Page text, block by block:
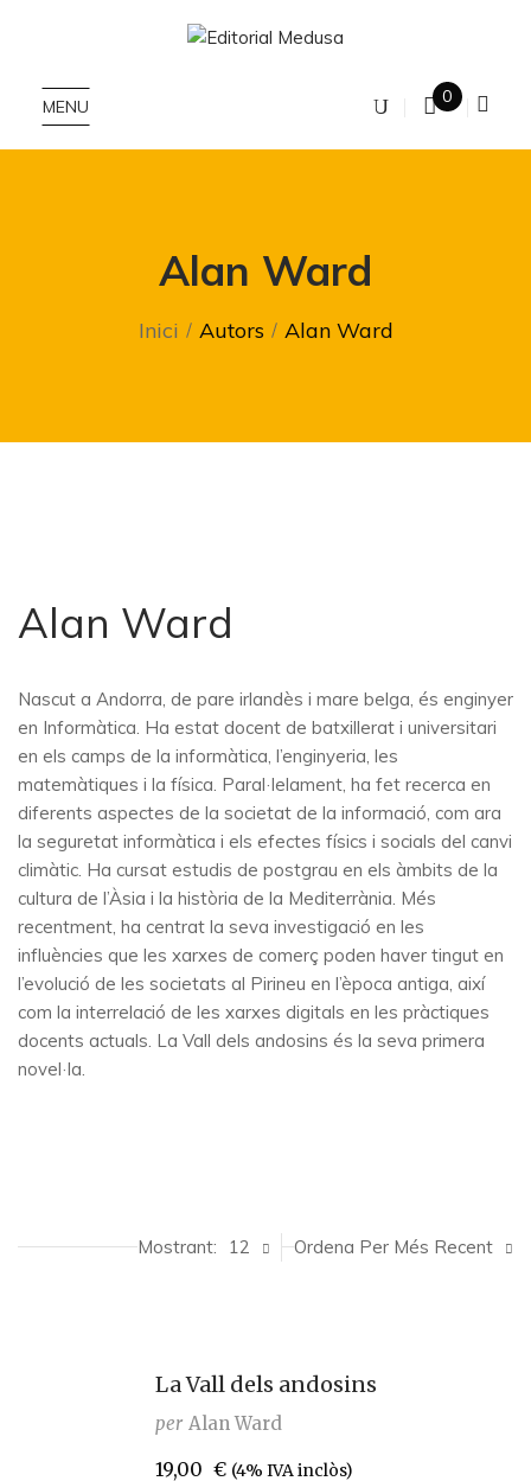
MENU 0
Alan Ward
Inici Autors Alan Ward
Alan Ward
Nascut a Andorra, de pare irlandès i mare belga, és enginyer
en Informàtica. Ha estat docent de batxillerat i universitari
en els camps de la informàtica, l’enginyeria, les
matemàtiques i la física. Paral·lelament, ha fet recerca en
diferents aspectes de la societat de la informació, com ara
la seguretat informàtica i els efectes físics i socials del canvi
climàtic. Ha cursat estudis de postgrau en els àmbits de la
cultura de l’Àsia i la història de la Mediterrània. Més
recentment, ha centrat la seva investigació en les
influències que les xarxes de comerç poden haver tingut en
l’evolució de les societats al Pirineu en l’època antiga, així
com la interrelació de les xarxes digitals en les pràctiques
docents actuals. La Vall dels andosins és la seva primera
novel·la.
Ordena Per Més Recent
Mostrant: 12
La Vall dels andosins
per Alan Ward
19,00 € (4% IVA inclòs)